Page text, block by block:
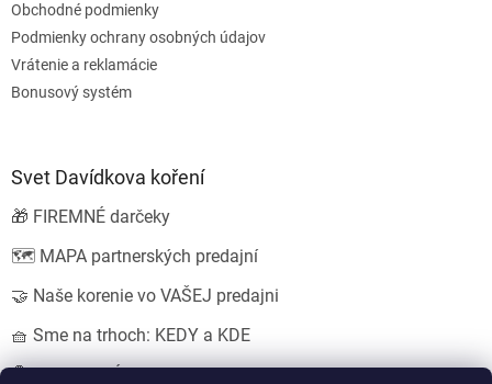
Obchodné podmienky
Podmienky ochrany osobných údajov
Vrátenie a reklamácie
Bonusový systém
Svet Davídkova koření
🎁 FIREMNÉ darčeky
🗺️ MAPA partnerských predajní
🤝 Naše korenie vo VAŠEJ predajni
🧺 Sme na trhoch: KEDY a KDE